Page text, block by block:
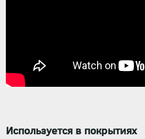
Используется в покрытиях